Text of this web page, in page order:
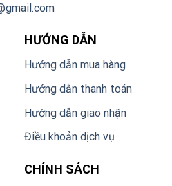
HƯỚNG DẪN
Hướng dẫn mua hàng
Hướng dẫn thanh toán
Hướng dẫn giao nhận
Điều khoản dịch vụ
CHÍNH SÁCH